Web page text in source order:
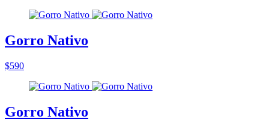
Gorro Nativo
$590
Gorro Nativo